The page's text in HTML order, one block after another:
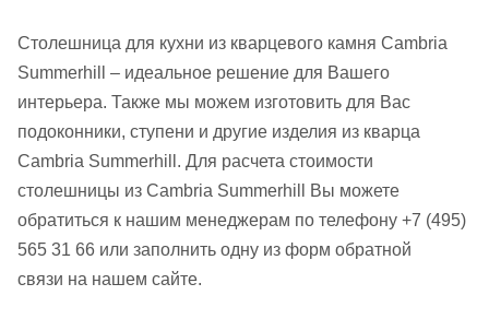
Столешница для кухни из кварцевого камня Cambria
Summerhill – идеальное решение для Вашего
интерьера. Также мы можем изготовить для Вас
подоконники, ступени и другие изделия из кварца
Cambria Summerhill. Для расчета стоимости
столешницы из Cambria Summerhill Вы можете
обратиться к нашим менеджерам по телефону +7 (495)
565 31 66 или заполнить одну из форм обратной
связи на нашем сайте.